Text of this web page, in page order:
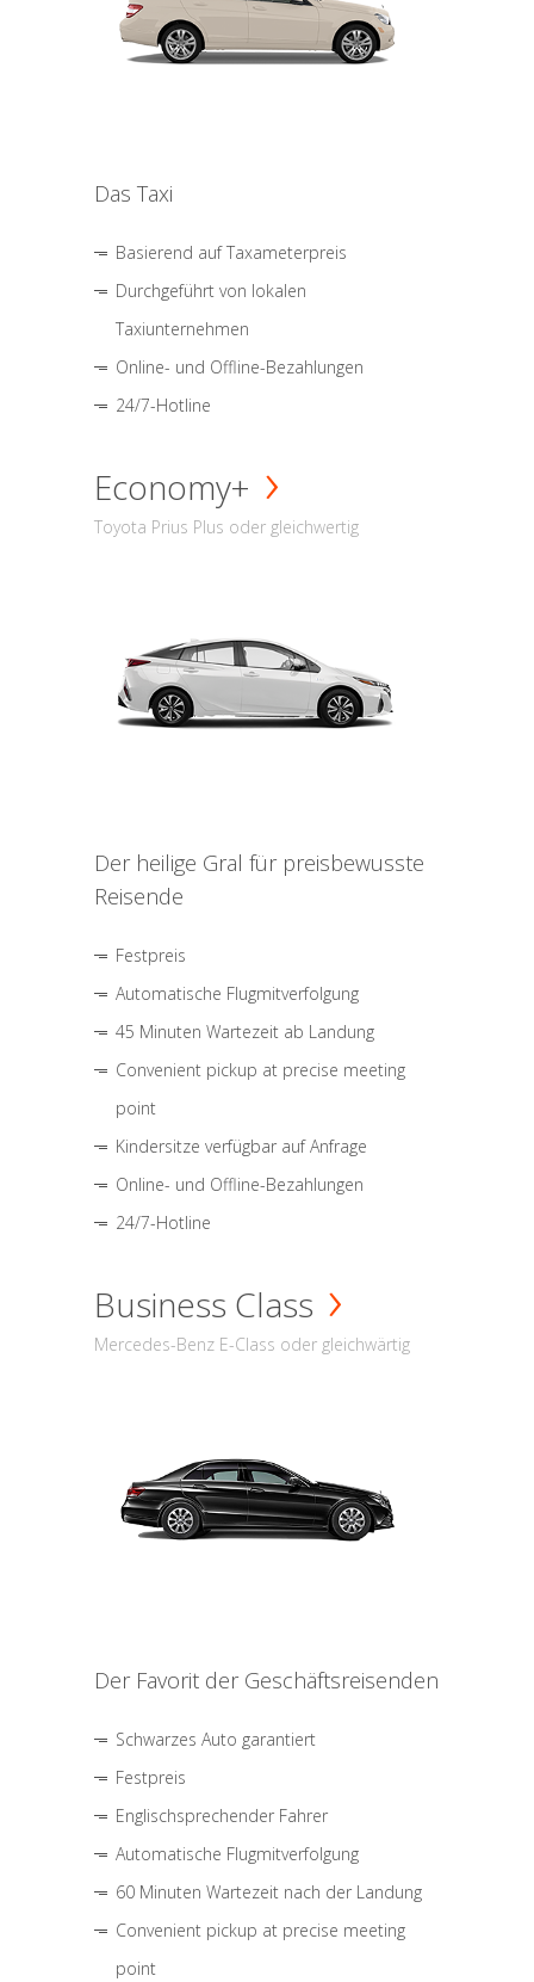
Das Taxi
Basierend auf Taxameterpreis
Durchgeführt von lokalen
Taxiunternehmen
Online- und Offline-Bezahlungen
24/7-Hotline
Economy+
Toyota Prius Plus oder gleichwertig
Der heilige Gral für preisbewusste
Reisende
Festpreis
Automatische Flugmitverfolgung
45 Minuten Wartezeit ab Landung
Convenient pickup at precise meeting
point
Kindersitze verfügbar auf Anfrage
Online- und Offline-Bezahlungen
24/7-Hotline
Business Class
Mercedes-Benz E-Class oder gleichwärtig
Der Favorit der Geschäftsreisenden
Schwarzes Auto garantiert
Festpreis
Englischsprechender Fahrer
Automatische Flugmitverfolgung
60 Minuten Wartezeit nach der Landung
Convenient pickup at precise meeting
point